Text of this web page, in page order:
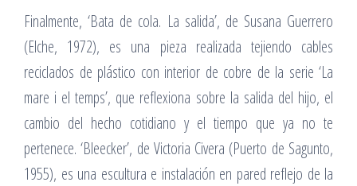
Finalmente, ‘Bata de cola. La salida’, de Susana Guerrero
(Elche, 1972), es una pieza realizada tejiendo cables
reciclados de plástico con interior de cobre de la serie ‘La
mare i el temps’, que reflexiona sobre la salida del hijo, el
cambio del hecho cotidiano y el tiempo que ya no te
pertenece. ‘Bleecker’, de Victoria Civera (Puerto de Sagunto,
1955), es una escultura e instalación en pared reflejo de la